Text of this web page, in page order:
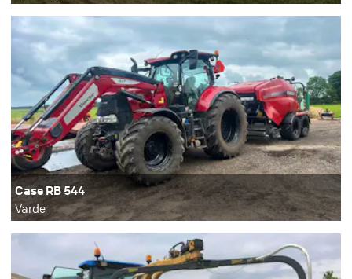
Case RB 544
Varde